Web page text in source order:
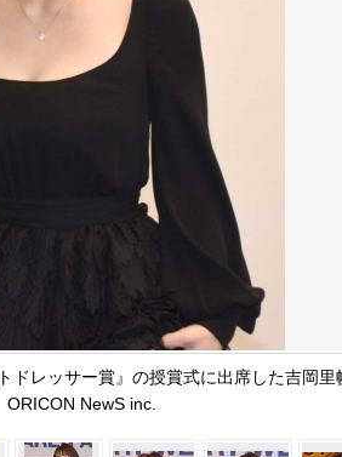
ドレッサー賞』の授賞式に出席した吉岡里
ORICON NewS inc.